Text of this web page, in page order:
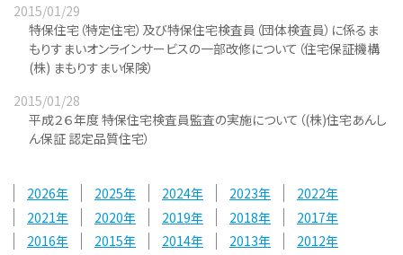
2015/01/29
特保住宅（特定住宅）及び特保住宅検査員（団体検査員）に係るま
もりすまいオンラインサービスの一部改修について（住宅保証機構
(株) まもりすまい保険）
2015/01/28
平成２６年度 特保住宅検査員監査の実施について（(株)住宅あんし
ん保証 認定品質住宅）
2026 2025 2024 2023
2022
2021
2020 2019 2018
2017
2016
2015 2014 2013
2012